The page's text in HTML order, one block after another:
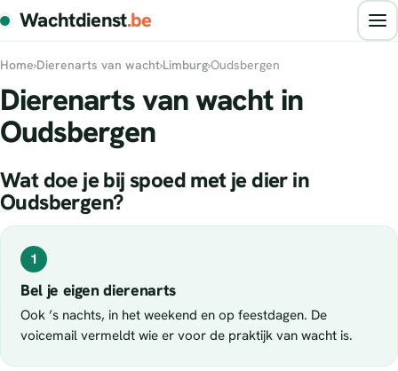
Wachtdienst.be
Home›Dierenarts van wacht›Limburg›Oudsbergen
Dierenarts van wacht in
Oudsbergen
Wat doe je bij spoed met je dier in
Oudsbergen?
1
Bel je eigen dierenarts
Ook ’s nachts, in het weekend en op feestdagen. De
voicemail vermeldt wie er voor de praktijk van wacht is.